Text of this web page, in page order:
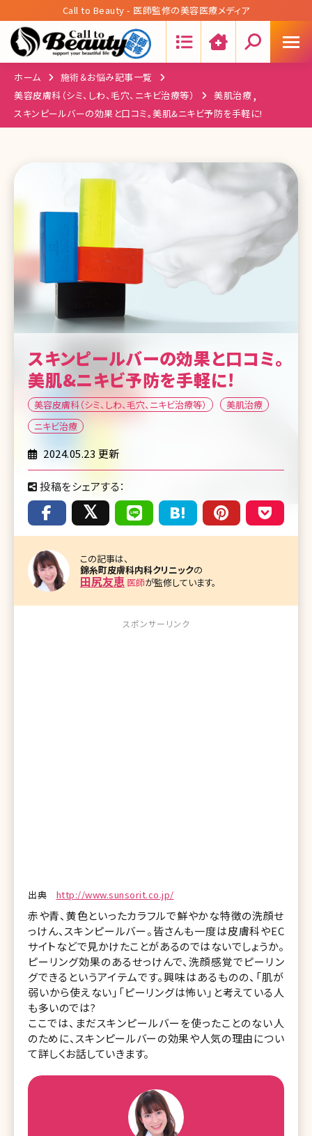
Call to Beauty - 医師監修の美容医療メディア
ホーム
施術＆お悩み記事一覧
美容皮膚科（シミ、しわ、毛穴、ニキビ治療等）
美肌治療,
スキンピールバーの効果と口コミ。美肌&ニキビ予防を手軽に!
スキンピールバーの効果と口コミ。
美肌&ニキビ予防を手軽に!
美容皮膚科（シミ、しわ、毛穴、ニキビ治療等）
美肌治療
ニキビ治療
2024.05.23 更新
投稿をシェアする：
この記事は、
錦糸町皮膚科内科クリニックの
田尻友恵 医師が監修しています。
スポンサーリンク
出典 http://www.sunsorit.co.jp/
赤や青、黄色といったカラフルで鮮やかな特徴の洗顔せ
っけん、スキンピールバー。皆さんも一度は皮膚科やEC
サイトなどで見かけたことがあるのではないでしょうか。
ピーリング効果のあるせっけんで、洗顔感覚でピーリン
グできるというアイテムです。興味はあるものの、「肌が
弱いから使えない」「ピーリングは怖い」と考えている人
も多いのでは?
ここでは、まだスキンピールバーを使ったことのない人
のために、スキンピールバーの効果や人気の理由につい
て詳しくお話していきます。